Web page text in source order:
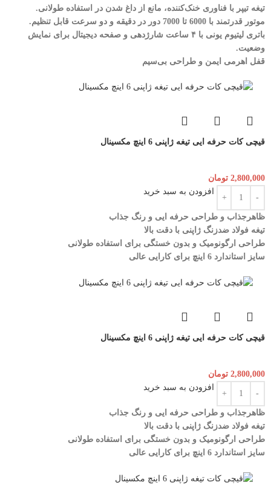
تیغه تیپر با فناوری خنک‌کننده، مانع از داغ شدن در استفاده طولانی.
موتور قدرتمند با 6000 تا 7000 دور در دقیقه و دو سرعت قابل تنظیم.
باتری لیتیوم یونی با ۴ ساعت شارژدهی و صفحه دیجیتال برای نمایش
وضعیت.
قفل اهرمی ایمن و طراحی بی‌سیم
قیچی کات حرفه ایی تیغه ژاپنی 6 اینچ مکسینال
2,800,000 تومان
افزودن به سبد خرید
ظاهرجذاب و طراحی حرفه ایی و رنگ جذاب
تیغه فولاد ضدزنگ ژاپنی با دقت بالا
طراحی ارگونومیک و بدون خستگی برای استفاده طولانی
سایز استاندارد 6 اینچ برای کارایی عالی
قیچی کات حرفه ایی تیغه ژاپنی 6 اینچ مکسینال
2,800,000 تومان
افزودن به سبد خرید
ظاهرجذاب و طراحی حرفه ایی و رنگ جذاب
تیغه فولاد ضدزنگ ژاپنی با دقت بالا
طراحی ارگونومیک و بدون خستگی برای استفاده طولانی
سایز استاندارد 6 اینچ برای کارایی عالی